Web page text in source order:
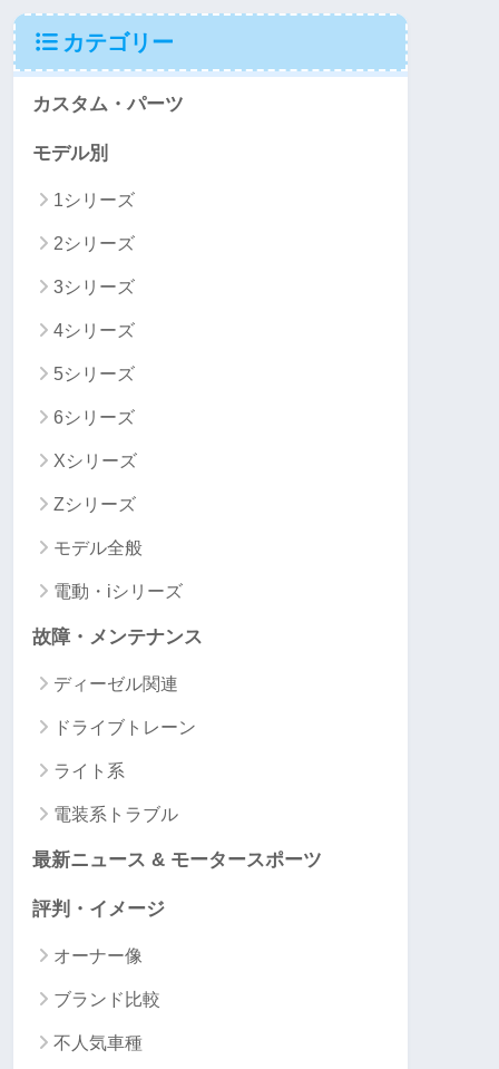
カテゴリー
カスタム・パーツ
モデル別
1シリーズ
2シリーズ
3シリーズ
4シリーズ
5シリーズ
6シリーズ
Xシリーズ
Zシリーズ
モデル全般
電動・iシリーズ
故障・メンテナンス
ディーゼル関連
ドライブトレーン
ライト系
電装系トラブル
最新ニュース & モータースポーツ
評判・イメージ
オーナー像
ブランド比較
不人気車種